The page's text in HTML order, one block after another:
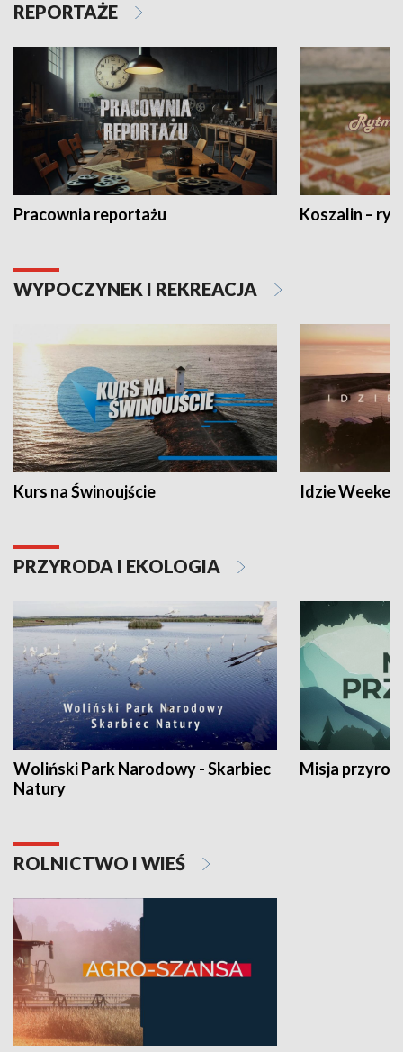
REPORTAŻE
Pracownia reportażu Koszalin –
WYPOCZYNEK I REKREACJA
Kurs na Świnoujście Idzie
PRZYRODA I EKOLOGIA
Woliński Park Narodowy - Skarbiec
Natury
Misja
ROLNICTWO I WIEŚ